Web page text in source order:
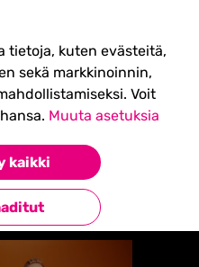
tietoja, kuten evästeitä,
sekä markkinoinnin,
Voit
Muuta asetuksia
kaikki
- liput
Takaisin esiintyjiin